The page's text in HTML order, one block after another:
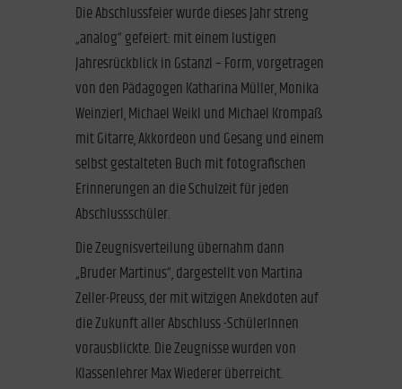
Die Abschlussfeier wurde dieses Jahr streng
„analog“ gefeiert: mit einem lustigen
Jahresrückblick in Gstanzl – Form, vorgetragen
von den Pädagogen Katharina Müller, Monika
Weinzierl, Michael Weikl und Michael Krompaß
mit Gitarre, Akkordeon und Gesang und einem
selbst gestalteten Buch mit fotografischen
Erinnerungen an die Schulzeit für jeden
Abschlussschüler.
Die Zeugnisverteilung übernahm dann
„Bruder Martinus“, dargestellt von Martina
Zeller-Preuss, der mit witzigen Anekdoten auf
die Zukunft aller Abschluss -SchülerInnen
vorausblickte. Die Zeugnisse wurden von
Klassenlehrer Max Wiederer überreicht.